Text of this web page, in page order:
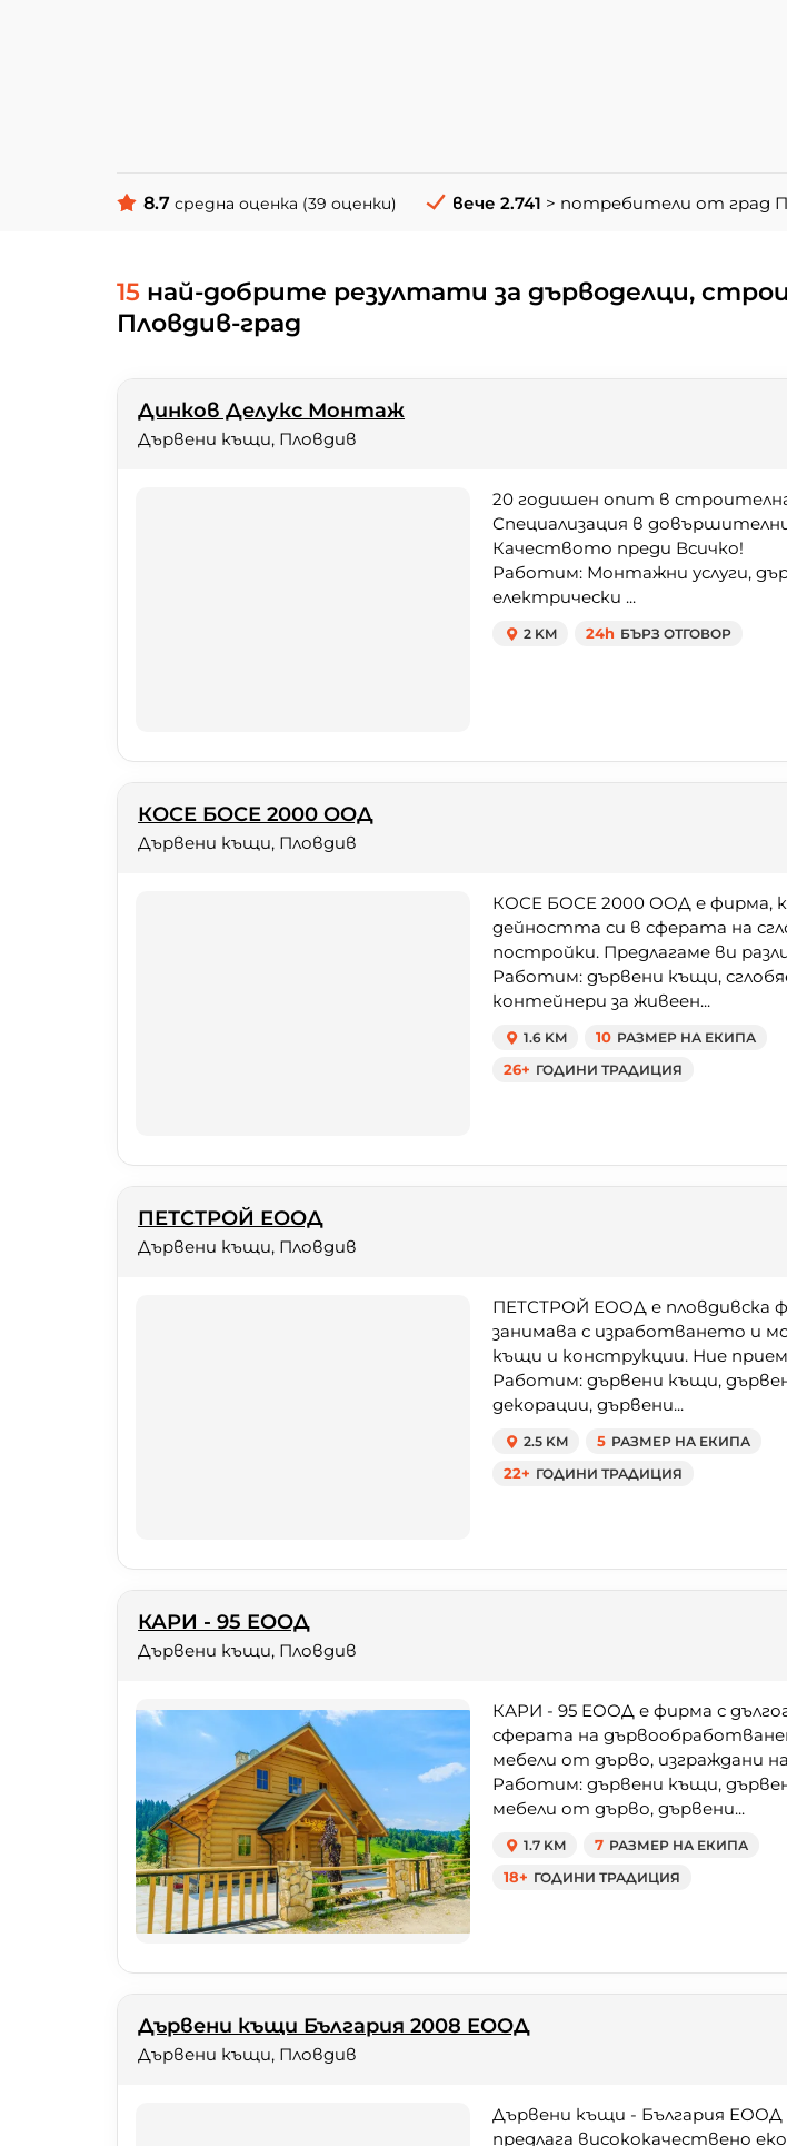
8.7 средна оценка (39 оценки) вече 2.741 > потребители от град
15 най-добрите резултати за дърводелци,
Пловдив-град
Динков Делукс Монтаж
Дървени къщи, Пловдив
20 годишен опит в
Специализация в
Качеството преди Всичко!
Работим: Монтажни услуги,
електрически ...
2 KM 24h БЪРЗ ОТГОВОР
КОСЕ БОСЕ 2000 ООД
Дървени къщи, Пловдив
КОСЕ БОСЕ 2000 ООД е фирма,
дейността си в сферата на
постройки. Предлагаме ви
Работим: дървени къщи,
контейнери за живеен...
1.6 KM 10 РАЗМЕР НА ЕКИПА
26+ ГОДИНИ ТРАДИЦИЯ
ПЕТСТРОЙ ЕООД
Дървени къщи, Пловдив
ПЕТСТРОЙ ЕООД е пловдивска
занимава с изработването и
къщи и конструкции. Ние
Работим: дървени къщи,
декорации, дървени...
2.5 KM 5 РАЗМЕР НА ЕКИПА
22+ ГОДИНИ ТРАДИЦИЯ
КАРИ - 95 ЕООД
Дървени къщи, Пловдив
КАРИ - 95 ЕООД е фирма с
сферата на
мебели от дърво, изграждани
Работим: дървени къщи,
мебели от дърво, дървени...
1.7 KM 7 РАЗМЕР НА ЕКИПА
18+ ГОДИНИ ТРАДИЦИЯ
Дървени къщи България 2008 ЕООД
Дървени къщи, Пловдив
Дървени къщи - България
предлага висококачествено